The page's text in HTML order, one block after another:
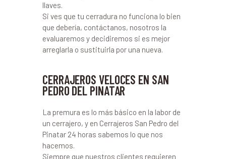
llaves.
Si ves que tu cerradura no funciona lo bien
que debería, contáctanos, nosotros la
evaluaremos y decidiremos si es mejor
arreglarla o sustituirla por una nueva.
CERRAJEROS VELOCES EN SAN
PEDRO DEL PINATAR
La premura es lo más básico en la labor de
un cerrajero, y en Cerrajeros San Pedro del
Pinatar 24 horas sabemos lo que nos
hacemos.
Siempre que nuestros clientes requieren